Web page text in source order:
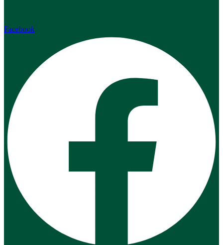
Facebook